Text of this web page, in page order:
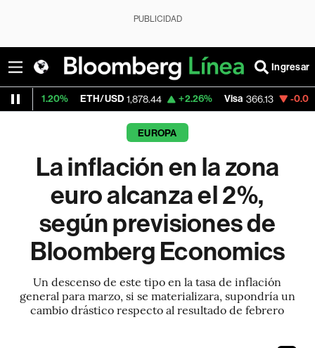
PUBLICIDAD
Ingresar
ETH/USD 1,878.44 +2.26% Visa 366.13 -0.04%
EUROPA
La inflación en la zona
euro alcanza el 2%,
según previsiones de
Bloomberg Economics
Un descenso de este tipo en la tasa de inflación
general para marzo, si se materializara, supondría un
cambio drástico respecto al resultado de febrero